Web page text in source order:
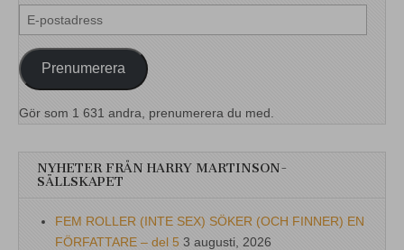
E-
postadress
Prenumerera
Gör som 1 631 andra, prenumerera du med.
NYHETER FRÅN HARRY MARTINSON-
SÄLLSKAPET
FEM ROLLER (INTE SEX) SÖKER (OCH FINNER) EN
FÖRFATTARE – del 5 3 augusti, 2026